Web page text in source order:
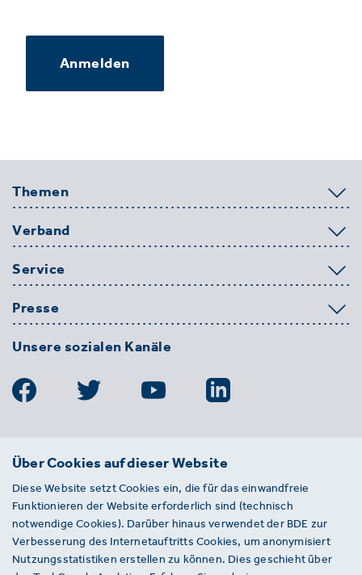
Anmelden
Themen
Verband
Service
Presse
Unsere sozialen Kanäle
BDE
Entsorgungs-, Wasser- und
Kreislaufwirtschaft e. V.
Von-der-Heydt-Straße 2
D 10785 Berlin
Über Cookies auf dieser Website
Diese Website setzt Cookies ein, die für das einwandfreie
Funktionieren der Website erforderlich sind (technisch
notwendige Cookies). Darüber hinaus verwendet der BDE zur
Verbesserung des Internetauftritts Cookies, um anonymisiert
Nutzungsstatistiken erstellen zu können. Dies geschieht über